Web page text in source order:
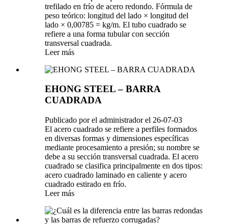
trefilado en frío de acero redondo. Fórmula de
peso teórico: longitud del lado × longitud del
lado × 0,00785 = kg/m. El tubo cuadrado se
refiere a una forma tubular con sección
transversal cuadrada.
Leer más
EHONG STEEL – BARRA
CUADRADA
Publicado por el administrador el 26-07-03
El acero cuadrado se refiere a perfiles formados
en diversas formas y dimensiones específicas
mediante procesamiento a presión; su nombre se
debe a su sección transversal cuadrada. El acero
cuadrado se clasifica principalmente en dos tipos:
acero cuadrado laminado en caliente y acero
cuadrado estirado en frío.
Leer más